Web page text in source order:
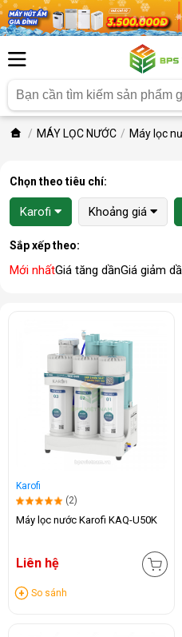
MÁY LỌC NƯỚC Máy lọc
Chọn theo tiêu chí:
Karofi Khoảng giá
Sắp xếp theo:
Mới nhấtGiá tăng dầnGiá giảm
Karofi
(2)
Máy lọc nước Karofi KAQ-U50K
Liên hệ
So sánh